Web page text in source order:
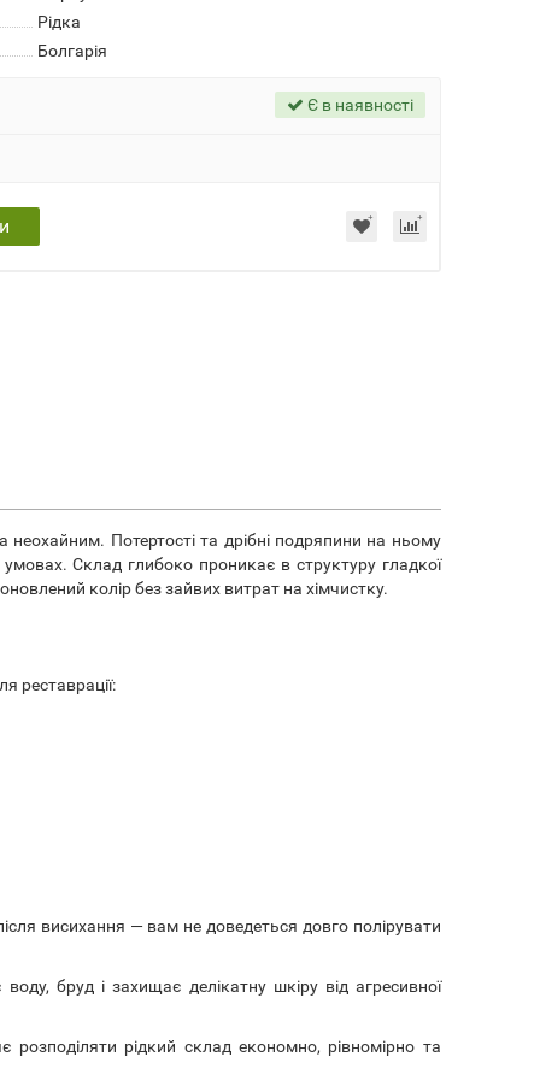
Рідка
Болгарія
Є в наявності
Потертості та дрібні подряпини на ньому
Склад глибоко проникає в структуру гладкої
колір без зайвих витрат на хімчистку.
реставрації:
висихання — вам не доведеться довго полірувати
бруд і захищає делікатну шкіру від агресивної
рідкий склад економно, рівномірно та